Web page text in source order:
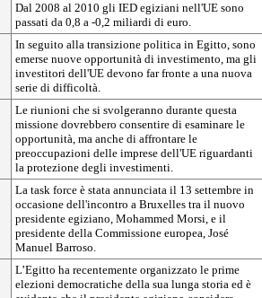
Dal 2008 al 2010 gli IED egiziani nell'UE sono
passati da 0,8 a -0,2 miliardi di euro.
In seguito alla transizione politica in Egitto, sono
emerse nuove opportunità di investimento, ma gli
investitori dell'UE devono far fronte a una nuova
serie di difficoltà.
Le riunioni che si svolgeranno durante questa
missione dovrebbero consentire di esaminare le
opportunità, ma anche di affrontare le
preoccupazioni delle imprese dell'UE riguardanti
la protezione degli investimenti.
La task force è stata annunciata il 13 settembre in
occasione dell'incontro a Bruxelles tra il nuovo
presidente egiziano, Mohammed Morsi, e il
presidente della Commissione europea, José
Manuel Barroso.
L’Egitto ha recentemente organizzato le prime
elezioni democratiche della sua lunga storia ed è